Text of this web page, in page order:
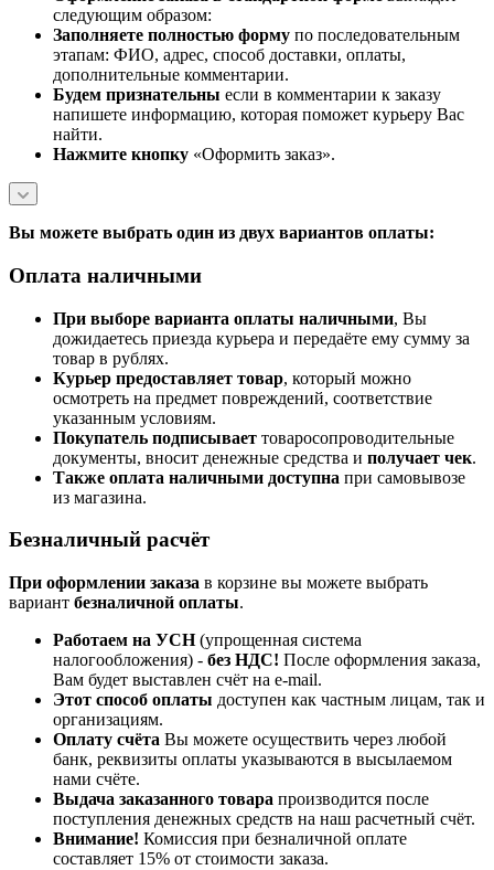
следующим образом:
Заполняете полностью форму по последовательным
этапам: ФИО, адрес, способ доставки, оплаты,
дополнительные комментарии.
Будем признательны если в комментарии к заказу
напишете информацию, которая поможет курьеру Вас
найти.
Нажмите кнопку «Оформить заказ».
Вы можете выбрать один из двух вариантов оплаты:
Оплата наличными
При выборе варианта оплаты наличными, Вы
дожидаетесь приезда курьера и передаёте ему сумму за
товар в рублях.
Курьер предоставляет товар, который можно
осмотреть на предмет повреждений, соответствие
указанным условиям.
Покупатель подписывает товаросопроводительные
документы, вносит денежные средства и получает чек.
Также оплата наличными доступна при самовывозе
из магазина.
Безналичный расчёт
При оформлении заказа в корзине вы можете выбрать
вариант безналичной оплаты.
Работаем на УСН(упрощенная система
налогообложения) - без НДС! После оформления заказа,
Вам будет выставлен счёт на e-mail.
Этот способ оплаты доступен как частным лицам, так и
организациям.
Оплату счёта Вы можете осуществить через любой
банк, реквизиты оплаты указываются в высылаемом
нами счёте.
Выдача заказанного товара производится после
поступления денежных средств на наш расчетный счёт.
Внимание! Комиссия при безналичной оплате
составляет 15% от стоимости заказа.